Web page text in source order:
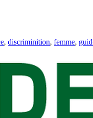
, discriminition, femme,